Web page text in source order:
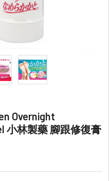
Overnight
小林製藥 腳跟修復膏